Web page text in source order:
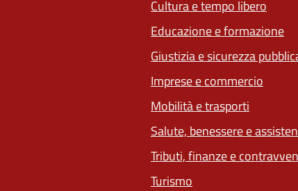
Cultura e tempo libero
Educazione e formazione
Giustizia e sicurezza
Imprese e commercio
Mobilità e trasporti
Salute, benessere e
Tributi, finanze e
Turismo